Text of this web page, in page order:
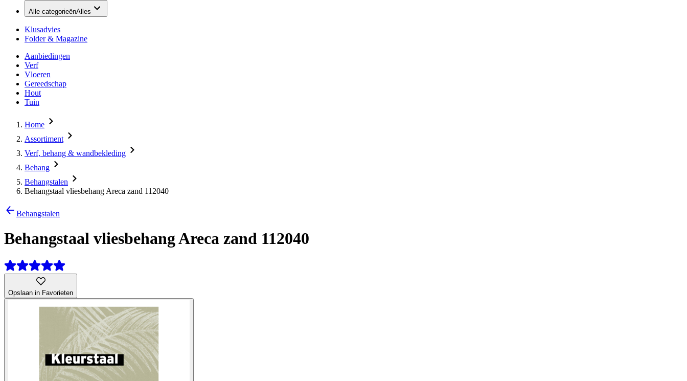
Alle categorieënAlles
Klusadvies
Folder & Magazine
Aanbiedingen
Verf
Vloeren
Gereedschap
Hout
Tuin
Home
Assortiment
Verf, behang & wandbekleding
Behang
Behangstalen
Behangstaal vliesbehang Areca zand 112040
Behangstalen
Behangstaal vliesbehang Areca zand 112040
Opslaan in Favorieten